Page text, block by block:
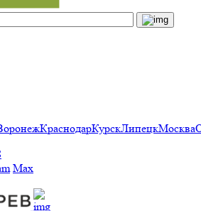
КраснодарКурскЛипецкМосква
Max